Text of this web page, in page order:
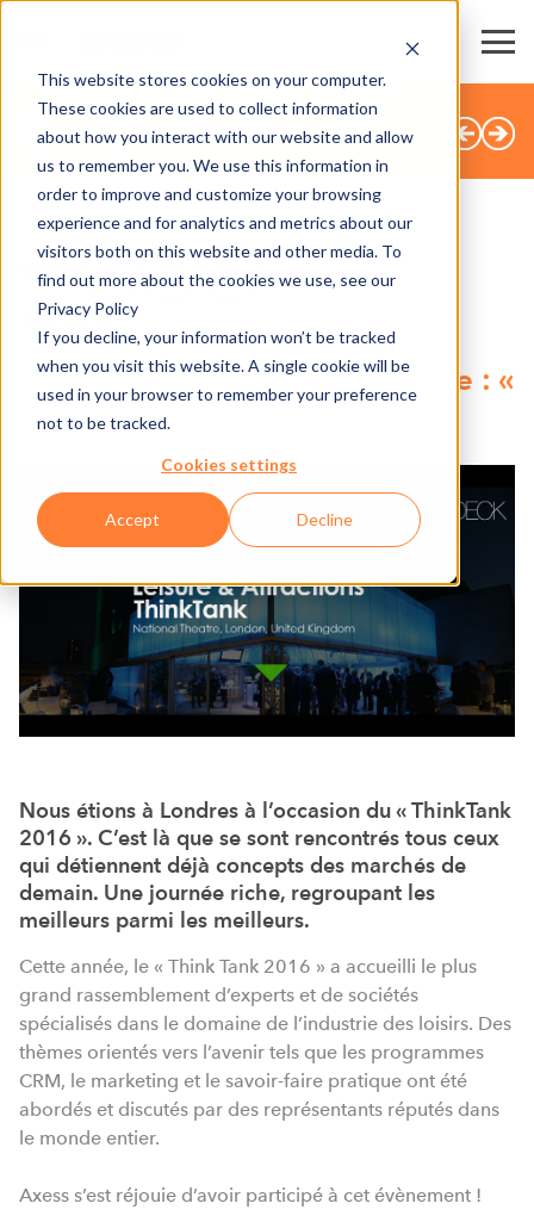
This website stores cookies on your computer.
These cookies are used to collect information
about how you interact with our website and allow
us to remember you. We use this information in
order to improve and customize your browsing
experience and for analytics and metrics about our
visitors both on this website and other media. To
find out more about the cookies we use, see our
Privacy Policy
If you decline, your information won’t be tracked
when you visit this website. A single cookie will be
used in your browser to remember your preference
not to be tracked.
Cookies settings
Accept Decline
TOUTES LES ACTUALITÉS
SHARE
3.02.2016
Toujours une longueur d’avance : «
ThinkTank » à Londres
Nous étions à Londres à l’occasion du « ThinkTank
2016 ». C’est là que se sont rencontrés tous ceux
qui détiennent déjà concepts des marchés de
demain. Une journée riche, regroupant les
meilleurs parmi les meilleurs.
Cette année, le « Think Tank 2016 » a accueilli le plus
grand rassemblement d’experts et de sociétés
spécialisés dans le domaine de l’industrie des loisirs. Des
thèmes orientés vers l’avenir tels que les programmes
CRM, le marketing et le savoir-faire pratique ont été
abordés et discutés par des représentants réputés dans
le monde entier.
Axess s’est réjouie d’avoir participé à cet évènement !